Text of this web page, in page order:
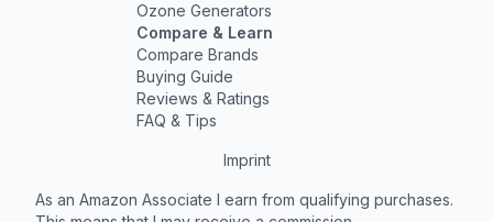
Ozone Generators
Compare & Learn
Compare Brands
Buying Guide
Reviews & Ratings
FAQ & Tips
Imprint
As an Amazon Associate I earn from qualifying purchases.